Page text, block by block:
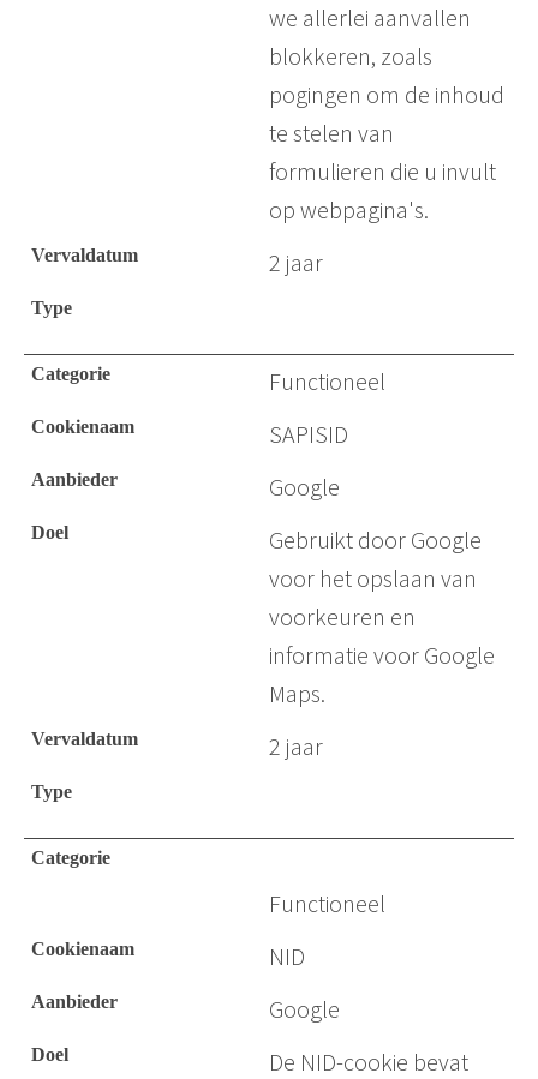
we allerlei aanvallen
blokkeren, zoals
pogingen om de inhoud
te stelen van
formulieren die u invult
op webpagina's.
2 jaar
Functioneel
SAPISID
Google
Gebruikt door Google
voor het opslaan van
voorkeuren en
informatie voor Google
Maps.
2 jaar
Functioneel
NID
Google
De NID-cookie bevat